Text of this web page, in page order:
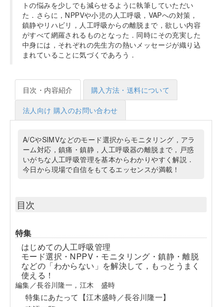
トの悩みを少しでも減らせるように執筆していただい
た．さらに，NPPVや小児の人工呼吸，VAPへの対策，
鎮静やリハビリ，人工呼吸からの離脱まで，欲しい内容
がすべて網羅されるものとなった．同時にその充実した
中身には，それぞれの先生方の熱いメッセージが織り込
まれていることに気づくであろう．
目次・内容紹介 購入方法・送料について
法人向け 購入のお問い合わせ
A/CやSIMVなどのモード選択からモニタリング，アラ
ーム対応，鎮痛・鎮静，人工呼吸器の離脱まで，戸惑
いがちな人工呼吸管理を基本からわかりやすく解説．
今日から現場で自信をもてるエッセンスが満載！
目次
特集
はじめての人工呼吸管理
モード選択・NPPV・モニタリング・鎮静・離脱
などの「わからない」を解決して，もっとうまく
使える！
編集／長谷川隆一，江木 盛時
特集にあたって【江木盛時／長谷川隆一】